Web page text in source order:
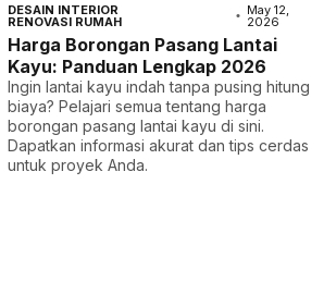
DESAIN INTERIOR
RENOVASI RUMAH
May 12,
2026
Harga Borongan Pasang Lantai
Kayu: Panduan Lengkap 2026
Ingin lantai kayu indah tanpa pusing hitung
biaya? Pelajari semua tentang harga
borongan pasang lantai kayu di sini.
Dapatkan informasi akurat dan tips cerdas
untuk proyek Anda.